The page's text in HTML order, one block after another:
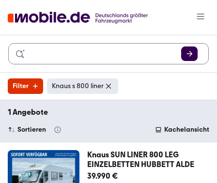
Filter Knaus s 800 liner
1 Angebote
Sortieren Kachelansicht
Knaus SUN LINER 800 LEG
EINZELBETTEN HUBBETT ALDE
39.990 €